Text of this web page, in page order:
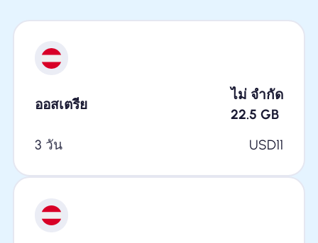
ออสเตรีย
ไม่ จำกัด
22.5 GB
3 วัน
USD11